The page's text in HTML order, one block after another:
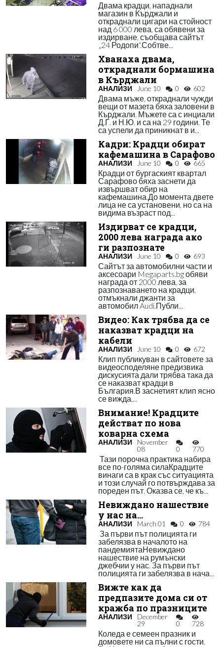
Двама крадци, нападнали
магазин в Кърджали и
откраднали цигари на стойност
над 6 000 лева, са обявени за
издирване, съобщава сайтът
„24 Родопи“.Собтве...
Хванаха двама,
откраднали бормашина
в Кърджали
АНАЛИЗИ June 10 0 602
Двама мъже, откраднали чужди
вещи от мазета бяха заловени в
Кърджали. Мъжете са с инциали
Д.Г. и Н.Ю. и са на 29 години. Те
са успели да приникнат в и...
Кадри: Крадци обират
кафемашина в Сарафово
АНАЛИЗИ June 10 0 665
Крадци от бургаският квартал
Сарафово бяха заснети да
извършват обир на
кафемашина.До момента двете
лица не са установени, но са на
видима възраст под...
Издирват се крадци,
2000 лева награда ако
ги разпознате
АНАЛИЗИ June 10 0 693
Сайтът за автомобилни части и
аксесоари Megaparts.bg обяви
награда от 2000 лева, за
разпознаването на крадци,
отмъкнали джанти за
автомобил Audi.Публи...
Видео: Как трябва да се
наказват крадци на
кабели
АНАЛИЗИ June 10 0 672
Клип публикуван в сайтовете за
видеосподеляне предизвика
дискусията дали трябва така да
се наказват крадци в
България.В заснетият клип ясно
се вижда,...
Внимание! Крадците
действат по нова
коварна схема
АНАЛИЗИ
November
08
0 770
Тази порочна практика набира
все по-голяма силаКрадците
винаги са в крак със ситуацията
и този случай го потвърждава за
пореден път. Оказва се, че къ...
Невиждано нашествие
у нас на…
АНАЛИЗИ March 01 0 784
За първи път полицията ги
забелязва в началото на
пандемиятаНевиждано
нашествие на румънски
джебчии у нас. За първи път
полицията ги забелязва в нача...
Вижте как да
предпазите дома си от
кражба по празниците
АНАЛИЗИ
December
29
0 728
Коледа е семеен празник и
домовете ни са пълни с гости.